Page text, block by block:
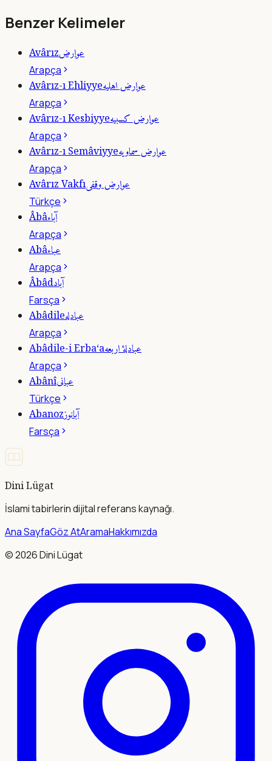
Benzer Kelimeler
Avârızعوارض
Arapça
Avârız-ı Ehliyyeعوارض اهليه
Arapça
Avârız-ı Kesbiyyeعوارض كسبيه
Arapça
Avârız-ı Semâviyyeعوارض سماويه
Arapça
Avârız Vakfıعوارض وقفى
Türkçe
Âbâآباء
Arapça
Abâعباء
Arapça
Âbâdآباد
Farsça
Abâdileعبادله
Arapça
Abâdile-i Erba‘aعبادلۀ اربعه
Arapça
Abânîعبانى
Türkçe
Abanozآبانوز
Farsça
Dini Lügat
İslami tabirlerin dijital referans kaynağı.
Ana SayfaGöz AtAramaHakkımızda
©2026Dini Lügat